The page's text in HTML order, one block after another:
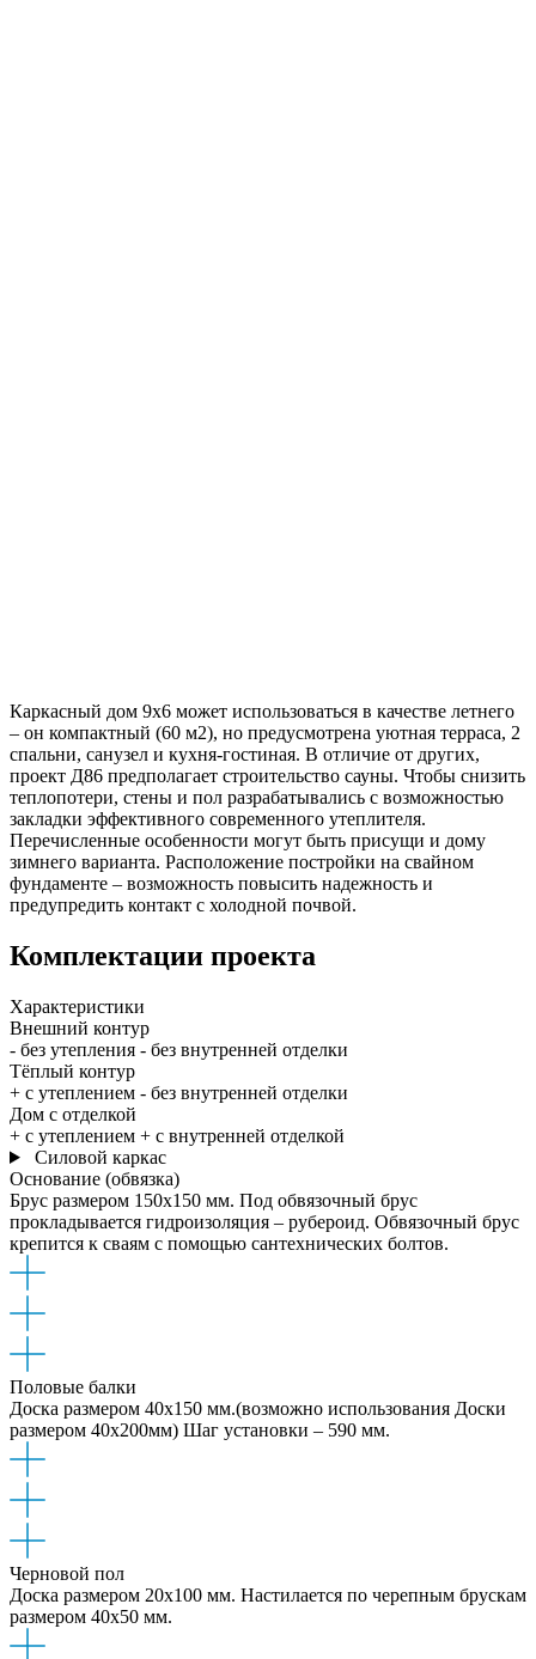
Каркасный дом 9х6 может использоваться в качестве летнего
– он компактный (60 м2), но предусмотрена уютная терраса, 2
спальни, санузел и кухня-гостиная. В отличие от других,
проект Д86 предполагает строительство сауны. Чтобы снизить
теплопотери, стены и пол разрабатывались с возможностью
закладки эффективного современного утеплителя.
Перечисленные особенности могут быть присущи и дому
зимнего варианта. Расположение постройки на свайном
фундаменте – возможность повысить надежность и
предупредить контакт с холодной почвой.
Комплектации проекта
Характеристики
Внешний контур
- без утепления - без внутренней отделки
Тёплый контур
+ с утеплением - без внутренней отделки
Дом с отделкой
+ с утеплением + с внутренней отделкой
Силовой каркас
Основание (обвязка)
Брус размером 150x150 мм. Под обвязочный брус
прокладывается гидроизоляция – рубероид. Обвязочный брус
крепится к сваям с помощью сантехнических болтов.
Половые балки
Доска размером 40x150 мм.(возможно использования Доски
размером 40x200мм) Шаг установки – 590 мм.
Черновой пол
Доска размером 20x100 мм. Настилается по черепным брускам
размером 40х50 мм.